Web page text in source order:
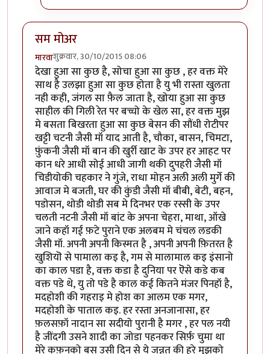
सम मोअर
मारवाशुक्रवार, 30/10/2015 08:06
देखा हुआ सा कुछ है, सोचा हुआ सा कुछ , हर वक्त मेरे
साथ है उलझा हुआ सा कुछ होता है यु भी रास्ता खुलता
नही कही, जंगल सा फ़ैल जाता है, खोया हुआ सा कुछ
साहील की गिली रेत पर बच्चो के खेल सा, हर वक्त मुझ
मे बसता बिखरता हुआ सा कुछ बेसन की सौंधी रोटीपर
खट्टी चटनी जैसी मॉ याद आती है, चौका, बासन, चिमटा,
फ़ुंकनी जैसी मॉ बान की खुर्री खाट के उपर हर आहट पर
कान धरे आधी सोई आधी जागी थकी दुपहरी जैसी मॉ
चिडीयोकी चहकार ने गुंजे, राधा मोहन अली अली मुर्गे की
आवाज मे बजती, घर की कुंडी जैसी मॉ बीबी, बेटी, बहन,
पडोसन, थोडी थोडी सब मे दिनभर एक रस्सी के उपर
चलती नटनी जैसी मॉ बांट के अपना चेहरा, माथा, ऑखे
जाने कहॉ गई फ़टे पुराने एक अलबम मे चंचल लडकी
जैसी मॉ. अपनी अपनी किस्मत है , अपनी अपनी फ़ितरत है
खुशियॊ से पामाला कइ है, गम से मालामाल कइ इंसानो
का काल पडा है, वक्त कडा है दुनिया पर ऎसे कडे कब
वक्त पडे थे, यु तो पडे है काल कई कितने मंजर पिनहॉ है,
मदहोशी की गहराइ मे होश का आलम एक मगर,
मदहोशी के पाताल कइ. हर रस्ता अनजानासा, हर
फ़लसफ़ॉ नादान सा सदीयो पुरानी है मगर , हर पल नयी
है जींदगी उसने शादी का जोडा पहनकर सिर्फ़ चुमा था
मेरे कफ़नको बस उसी दिन से ये जन्नत की हुरे मुझको